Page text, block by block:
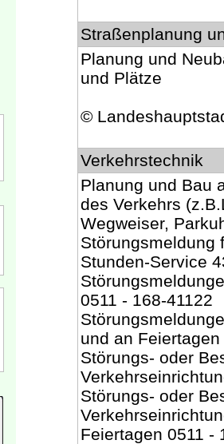
Straßenplanung
Planung und
und Plätze
©
Verkehrstechnik
Planung und Bau
des Verkehrs
Wegweiser,
Störungsmeldung
Stunden-Service
0511 - 168-41122
und an
Störungs- oder
Störungs- oder
Feiertagen 0511 -